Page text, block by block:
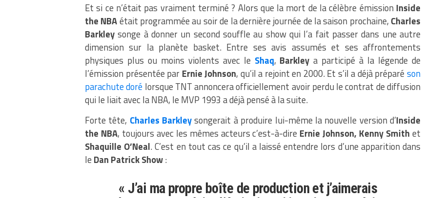
Et si ce n’était pas vraiment terminé ? Alors que la mort de la célèbre émission Inside
the NBAétait programmée au soir de la dernière journée de la saison prochaine, Charles
Barkley songe à donner un second souffle au show qui l’a fait passer dans une autre
dimension sur la planète basket. Entre ses avis assumés et ses affrontements
physiques plus ou moins violents avec le Shaq, Barkley a participé à la légende de
l’émission présentée par Ernie Johnson, qu’il a rejoint en 2000. Et s’il a déjà préparéson
parachute doré lorsque TNT annoncera officiellement avoir perdu le contrat de diffusion
qui le liait avec la NBA, le MVP 1993 a déjà pensé à la suite.
Forte tête, Charles Barkleysongerait à produire lui-même la nouvelle version d’Inside
the NBA, toujours avec les mêmes acteurs c’est-à-dire Ernie Johnson, Kenny Smithet
Shaquille O’Neal. C’est en tout cas ce qu’il a laissé entendre lors d’une apparition dans
le Dan Patrick Show:
« J’ai ma propre boîte de production et j’aimerais